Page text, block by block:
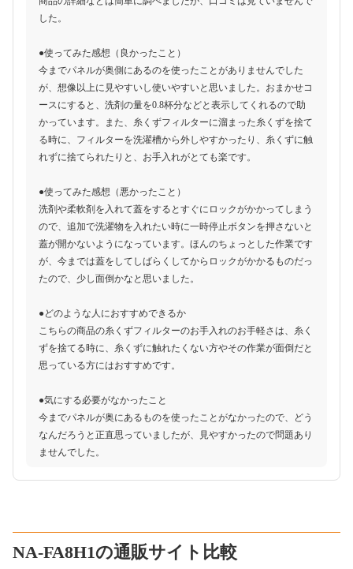
した。
●使ってみた感想（良かったこと）
今までパネルが奥側にあるのを使ったことがありませんでした
が、想像以上に見やすいし使いやすいと思いました。おまかせコ
ースにすると、洗剤の量を0.8杯分などと表示してくれるので助
かっています。また、糸くずフィルターに溜まった糸くずを捨て
る時に、フィルターを洗濯槽から外しやすかったり、糸くずに触
れずに捨てられたりと、お手入れがとても楽です。
●使ってみた感想（悪かったこと）
洗剤や柔軟剤を入れて蓋をするとすぐにロックがかかってしまう
ので、追加で洗濯物を入れたい時に一時停止ボタンを押さないと
蓋が開かないようになっています。ほんのちょっとした作業です
が、今までは蓋をしてしばらくしてからロックがかかるものだっ
たので、少し面倒かなと思いました。
●どのような人におすすめできるか
こちらの商品の糸くずフィルターのお手入れのお手軽さは、糸く
ずを捨てる時に、糸くずに触れたくない方やその作業が面倒だと
思っている方にはおすすめです。
●気にする必要がなかったこと
今までパネルが奥にあるものを使ったことがなかったので、どう
なんだろうと正直思っていましたが、見やすかったので問題あり
ませんでした。
NA-FA8H1の通販サイト比較